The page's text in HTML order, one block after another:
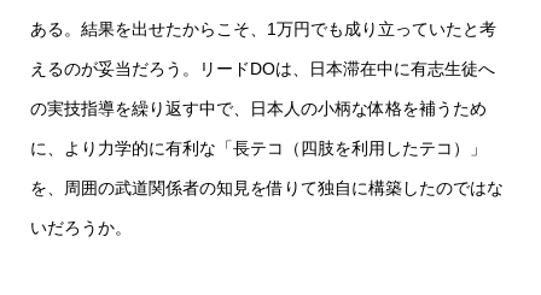
ある。結果を出せたからこそ、1万円でも成り立っていたと考
えるのが妥当だろう。リードDOは、日本滞在中に有志生徒へ
の実技指導を繰り返す中で、日本人の小柄な体格を補うため
に、より力学的に有利な「長テコ（四肢を利用したテコ）」
を、周囲の武道関係者の知見を借りて独自に構築したのではな
いだろうか。